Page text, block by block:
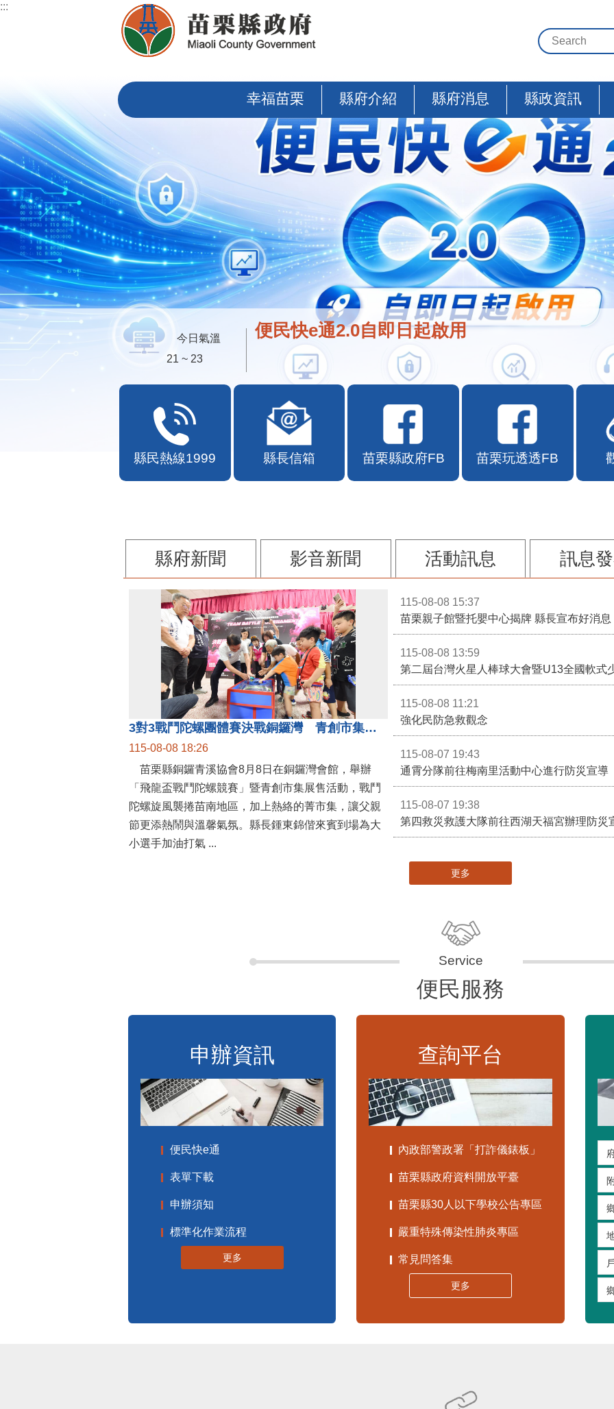
跳到主要內容區塊
:::
幸福苗栗 縣府介紹 縣府消息 縣政資訊
便民快e通2.0自即日起啟用
今日氣溫
21 ~ 23
縣民熱線1999 縣長信箱 苗栗縣政府FB 苗栗玩透透FB
縣府新聞 影音新聞 活動訊息 訊息
3對3戰鬥陀螺團體賽決戰銅鑼灣 青創市集展售為父親節增添繽紛
115-08-08 18:26
苗栗縣銅鑼青溪協會8月8日在銅鑼灣會館，舉辦
「飛龍盃戰鬥陀螺競賽」暨青創市集展售活動，戰鬥
陀螺旋風襲捲苗南地區，加上熱絡的菁市集，讓父親
節更添熱鬧與溫馨氣氛。縣長鍾東錦偕來賓到場為大
小選手加油打氣 ...
115-08-08 15:37
苗栗親子館暨托嬰中心揭牌 縣長宣布好消
115-08-08 13:59
第二屆台灣火星人棒球大會暨U13全國軟式
115-08-08 11:21
強化民防急救觀念
115-08-07 19:43
通霄分隊前往梅南里活動中心進行防災宣導
115-08-07 19:38
第四救災救護大隊前往西湖天福宮辦理防災
更多
便民服務
申辦資訊
便民快e通
表單下載
申辦須知
標準化作業流程
更多
查詢平台
內政部警政署「打詐儀錶板」
苗栗縣政府資料開放平臺
苗栗縣30人以下學校公告專區
嚴重特殊傳染性肺炎專區
常見問答集
更多